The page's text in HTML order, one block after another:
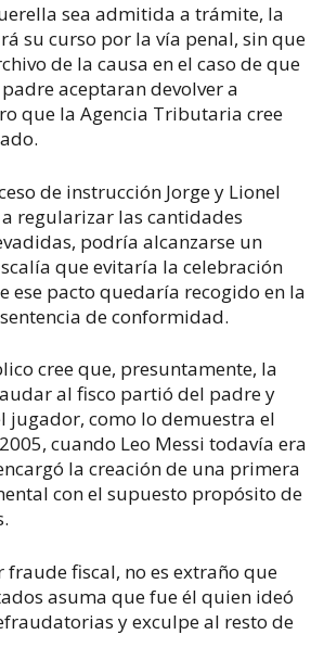
sea admitida a trámite, la
su curso por la vía penal, sin que
de la causa en el caso de que
aceptaran devolver a
que la Agencia Tributaria cree
de instrucción Jorge y Lionel
a regularizar las cantidades
podría alcanzarse un
que evitaría la celebración
ese pacto quedaría recogido en la
de conformidad.
cree que, presuntamente, la
al fisco partió del padre y
jugador, como lo demuestra el
cuando Leo Messi todavía era
la creación de una primera
con el supuesto propósito de
fraude fiscal, no es extraño que
asuma que fue él quien ideó
y exculpe al resto de